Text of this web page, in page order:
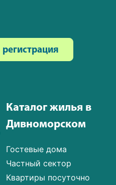
Каталог жилья в
Дивноморском
Гостевые дома
Частный сектор
Квартиры посуточно
регистрация